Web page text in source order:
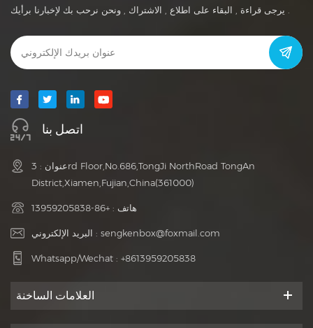
اتصل بنا
عنوان : 3rd Floor,No.686,TongJi NorthRoad TongAn
District,Xiamen,Fujian,China(361000)
هاتف : +86-13959205838
البريد الإلكتروني : sengkenbox@foxmail.com
Whatsapp/Wechat : +8613959205838
العلامات الساخنة